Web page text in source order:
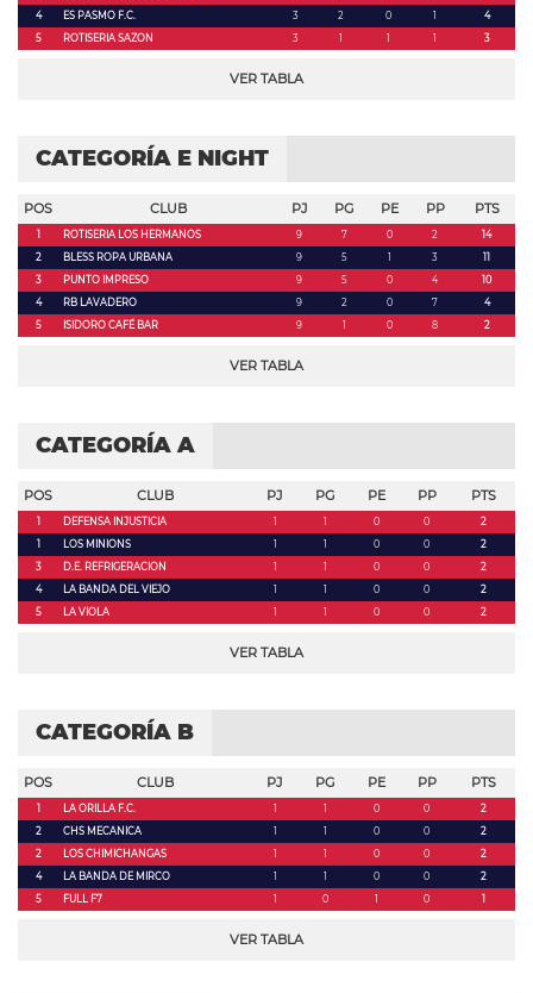
4
ES PASMO F.C. 3 2 0 1
4
5
ROTISERIA SAZON 3 1 1 1 3
VER TABLA
CATEGORÍA E NIGHT
POS CLUB PJ PG PE PP PTS
1 ROTISERIA LOS HERMANOS 9 7 0 2
14
2
BLESS ROPA URBANA 9 5 1 3
11
3
PUNTO IMPRESO 9 5 0 4
10
4
RB LAVADERO 9 2 0 7
4
5
ISIDORO CAFÉ BAR 9 1 0 8 2
VER TABLA
CATEGORÍA A
POS CLUB PJ PG PE PP PTS
1 DEFENSA INJUSTICIA 1 1 0 0
2
1
LOS MINIONS 1 1 0 0
2
3
D.E. REFRIGERACION 1 1 0 0
2
4
LA BANDA DEL VIEJO 1 1 0 0
2
5
LA VIOLA 1 1 0 0 2
VER TABLA
CATEGORÍA B
POS CLUB PJ PG PE PP PTS
1 LA ORILLA F.C. 1 1 0 0
2
2
CHS MECANICA 1 1 0 0
2
2
LOS CHIMICHANGAS 1 1 0 0
2
4
LA BANDA DE MIRCO 1 1 0 0
2
5
FULL F7 1 0 1 0 1
VER TABLA